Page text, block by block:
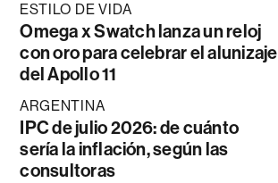
ESTILO DE VIDA
Omega x Swatch lanza un reloj
con oro para celebrar el alunizaje
del Apollo 11
ARGENTINA
IPC de julio 2026: de cuánto
sería la inflación, según las
consultoras